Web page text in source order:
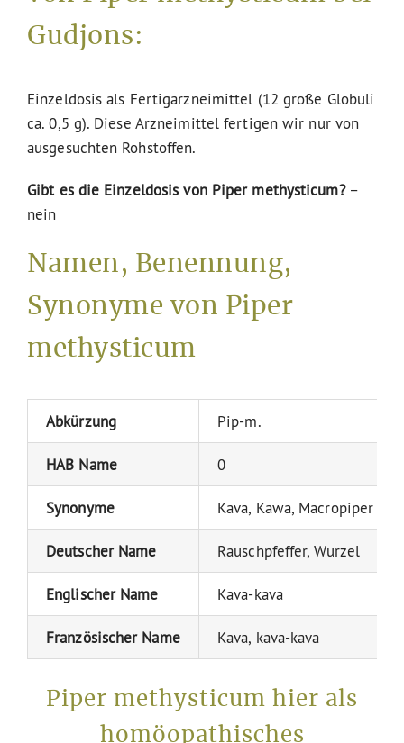
Gudjons:
Einzeldosis als Fertigarzneimittel (12 große Globuli
ca. 0,5 g). Diese Arzneimittel fertigen wir nur von
ausgesuchten Rohstoffen.
Gibt es die Einzeldosis von Piper methysticum?–
nein
Namen, Benennung,
Synonyme von Piper
methysticum
Abkürzung Pip-m.
HAB Name 0
Synonyme Kava, Kawa, Macropiper
Deutscher Name Rauschpfeffer, Wurzel
Englischer Name Kava-kava
Französischer Name Kava, kava-kava
Piper methysticum hier als
homöopathisches